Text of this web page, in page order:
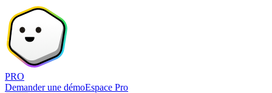
PRO
Demander une démoEspace Pro